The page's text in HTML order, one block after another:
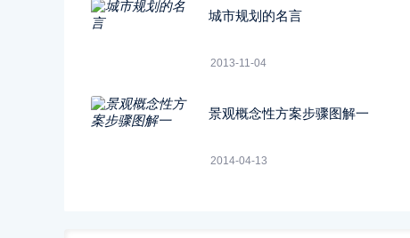
城市规划的名言
2013-11-04
景观概念性方案步骤图解一
2014-04-13